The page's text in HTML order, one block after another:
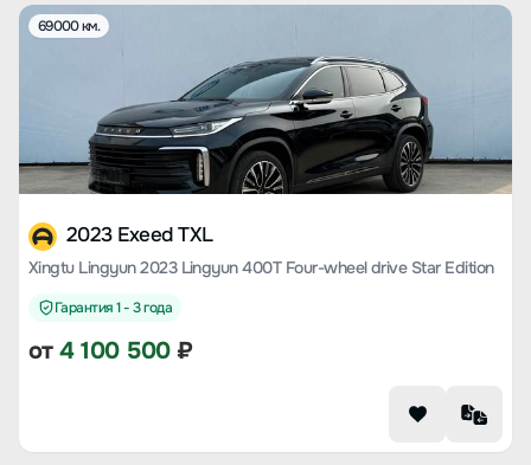
69000 км.
2023 Exeed TXL
Xingtu Lingyun 2023 Lingyun 400T Four-wheel drive Star Edition
Гарантия 1 - 3 года
от4 100 500₽